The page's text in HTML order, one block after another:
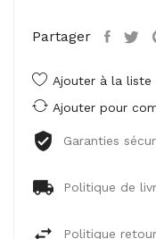
Partager
Ajouter à la liste
Ajouter pour
Garanties
Politique de
Politique